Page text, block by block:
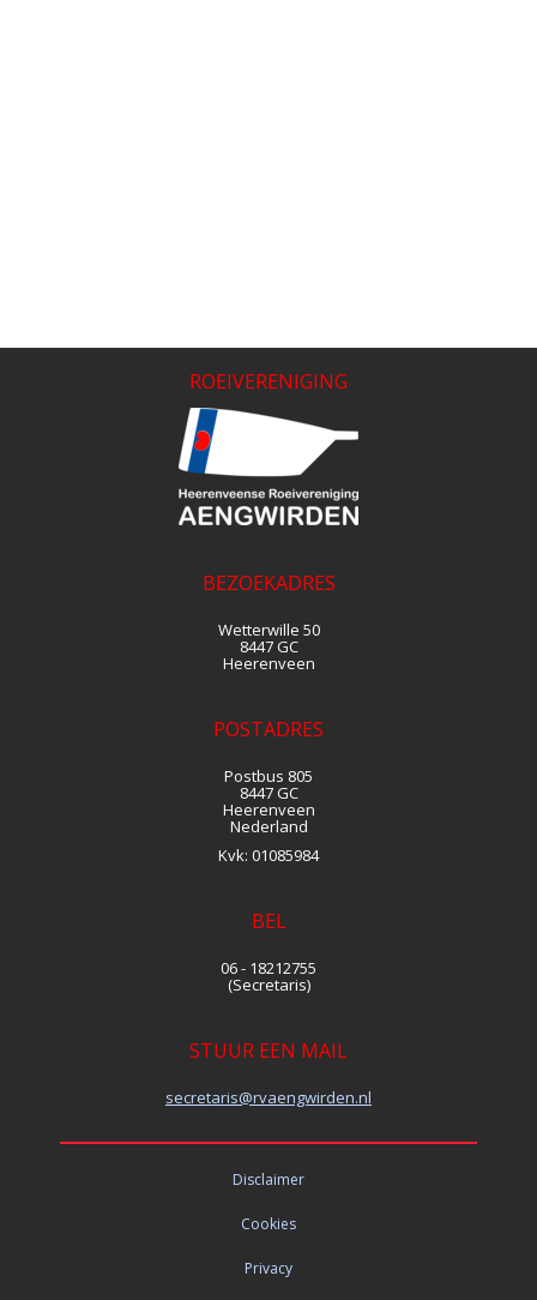
ROEIVERENIGING
BEZOEKADRES
Wetterwille 50
8447 GC
Heerenveen
POSTADRES
Postbus 805
8447 GC
Heerenveen
Nederland
Kvk: 01085984
BEL
06 - 18212755
(Secretaris)
STUUR EEN MAIL
siraterces@rvaengwirden.nl
Disclaimer
Cookies
Privacy